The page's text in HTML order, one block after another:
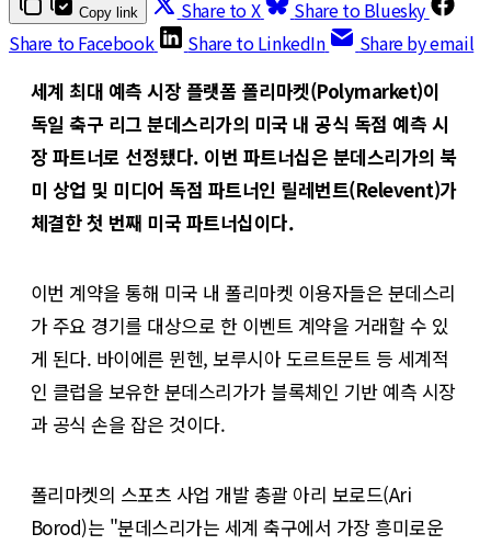
Copy link Share to X
Share to Bluesky
Share to Facebook
Share to LinkedIn Share by email
세계 최대 예측 시장 플랫폼 폴리마켓(Polymarket)이
독일 축구 리그 분데스리가의 미국 내 공식 독점 예측 시
장 파트너로 선정됐다. 이번 파트너십은 분데스리가의 북
미 상업 및 미디어 독점 파트너인 릴레번트(Relevent)가
체결한 첫 번째 미국 파트너십이다.
이번 계약을 통해 미국 내 폴리마켓 이용자들은 분데스리
가 주요 경기를 대상으로 한 이벤트 계약을 거래할 수 있
게 된다. 바이에른 뮌헨, 보루시아 도르트문트 등 세계적
인 클럽을 보유한 분데스리가가 블록체인 기반 예측 시장
과 공식 손을 잡은 것이다.
폴리마켓의 스포츠 사업 개발 총괄 아리 보로드(Ari
Borod)는 "분데스리가는 세계 축구에서 가장 흥미로운